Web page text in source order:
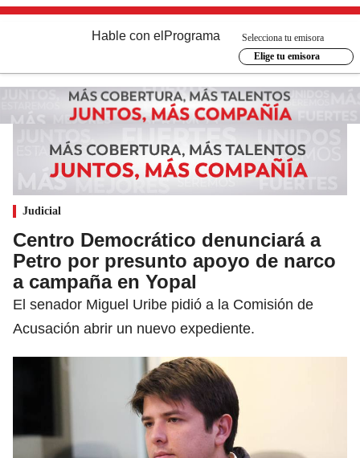
Hable con el Programa
Selecciona tu emisora
Elige tu emisora
Judicial
Centro Democrático denunciará a
Petro por presunto apoyo de narco
a campaña en Yopal
El senador Miguel Uribe pidió a la Comisión de
Acusación abrir un nuevo expediente.